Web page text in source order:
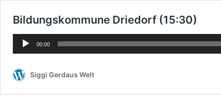
Bildungskommune Driedorf (15:30)
Audio-
Player
00:00
Siggi Gerdaus Welt